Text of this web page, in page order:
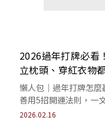
2026過年打牌必
立枕頭、穿紅衣物
懶人包｜過年打牌怎
善用5招開運法則，一
2026.02.16